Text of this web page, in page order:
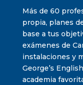
Más de 60
propia, planes
base a tus
exámenes de
instalaciones y
George’s
academia